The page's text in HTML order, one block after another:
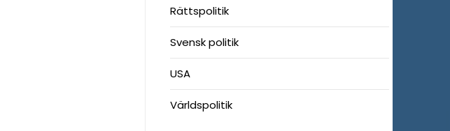
Rättspolitik
Svensk politik
USA
Världspolitik